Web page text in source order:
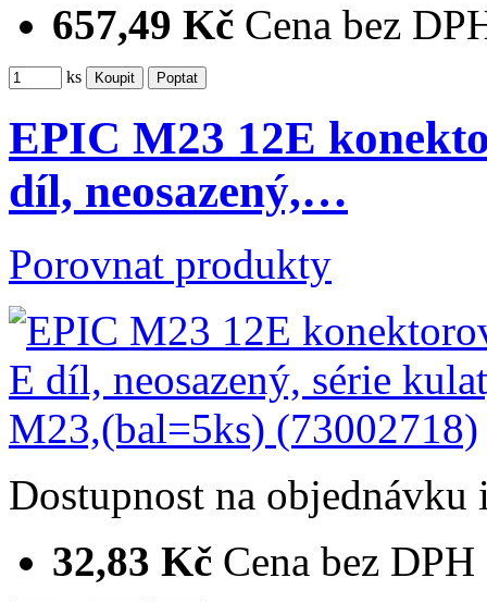
657,49 Kč Cena bez
ks
EPIC M23 12E
díl, neosazený,…
Porovnat produkty
Dostupnost na objednávku
32,83 Kč Cena bez DPH